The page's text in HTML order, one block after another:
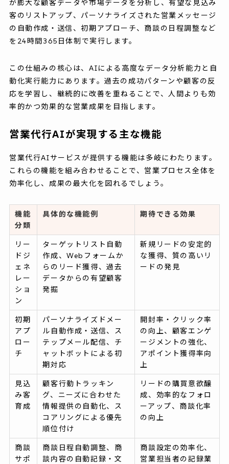
が膨大な顧客データや市場データを分析し、有望な見込み
客のリストアップ、パーソナライズされた営業メッセージ
の自動作成・送信、初期アプローチ、商談の日程調整など
を24時間365日体制で実行します。
この仕組みの核心は、AIによる高度なデータ分析能力と自
動化実行能力にあります。過去の成功パターンや顧客の反
応を学習し、継続的に改善を重ねることで、人間よりも効
率的かつ効果的な営業成果を目指します。
営業代行AIが実現する主な機能
営業代行AIサービスが提供する機能は多岐にわたります。
これらの機能を組み合わせることで、営業プロセス全体を
効率化し、成果の最大化を図れるでしょう。
機能
分類
具体的な機能例 期待できる効果
リー
ドジ
ェネ
レー
ショ
ン
ターゲットリスト自動
作成、Webフォームか
らのリード獲得、過去
データからの有望顧客
発掘
新規リードの安定的
な獲得、質の高いリ
ードの発見
初期
アプ
ロー
チ
パーソナライズドメー
ル自動作成・送信、ス
テップメール配信、チ
ャットボットによる初
期対応
開封率・クリック率
の向上、顧客エンゲ
ージメントの強化、
アポイント獲得率向
上
見込
み客
育成
顧客行動トラッキン
グ、ニーズに合わせた
情報提供の自動化、ス
コアリングによる優先
順位付け
リードの購買意欲醸
成、効率的なフォロ
ーアップ、商談化率
の向上
商談
サポ
商談日程自動調整、商
談内容の自動記録・文
商談設定の効率化、
営業担当者の記録業